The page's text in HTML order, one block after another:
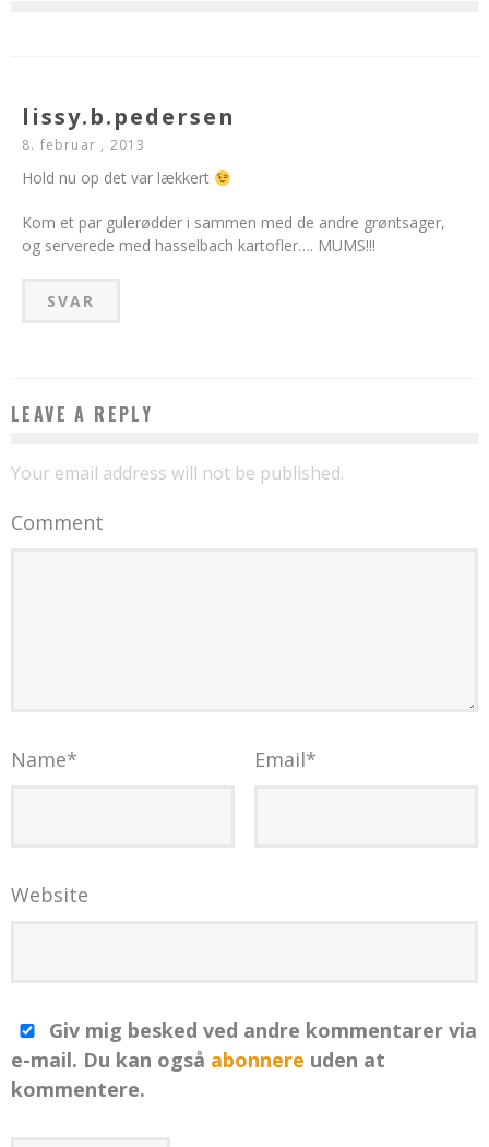
lissy.b.pedersen
8. februar , 2013
Hold nu op det var lækkert
Kom et par gulerødder i sammen med de andre grøntsager,
og serverede med hasselbach kartofler…. MUMS!!!
SVAR
LEAVE A REPLY
Your email address will not be published.
Comment
Name* Email*
Website
Giv mig besked ved andre kommentarer via
e-mail. Du kan også abonnere uden at
kommentere.